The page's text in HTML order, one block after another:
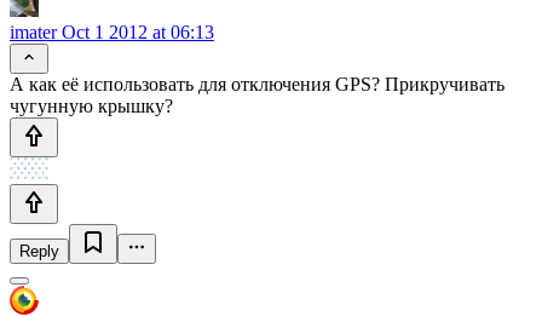
imaterOct 1 2012 at 06:13
А как её использовать для отключения GPS? Прикручивать
чугунную крышку?
Reply